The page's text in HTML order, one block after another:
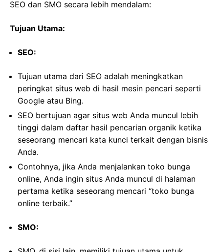
SEO dan SMO secara lebih mendalam:
Tujuan Utama:
SEO:
Tujuan utama dari SEO adalah meningkatkan
peringkat situs web di hasil mesin pencari seperti
Google atau Bing.
SEO bertujuan agar situs web Anda muncul lebih
tinggi dalam daftar hasil pencarian organik ketika
seseorang mencari kata kunci terkait dengan bisnis
Anda.
Contohnya, jika Anda menjalankan toko bunga
online, Anda ingin situs Anda muncul di halaman
pertama ketika seseorang mencari “toko bunga
online terbaik.”
SMO: